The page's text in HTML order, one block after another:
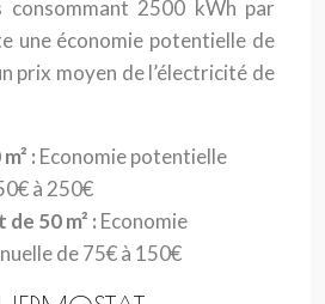
consommant 2500 kWh par
une économie potentielle de
prix moyen de l’électricité de
: Economie potentielle
à 250€
50 m² : Economie
de 75€ à 150€